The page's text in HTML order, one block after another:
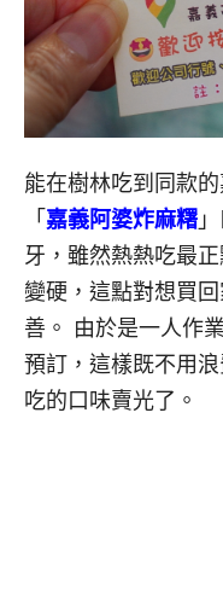
能在樹林吃到同款
「 嘉義阿婆炸麻糬 」
牙， 雖然熱熱吃最
變硬，這點對想買
善。 由於是一人作
預訂，這樣既不用
吃的口味賣光了。